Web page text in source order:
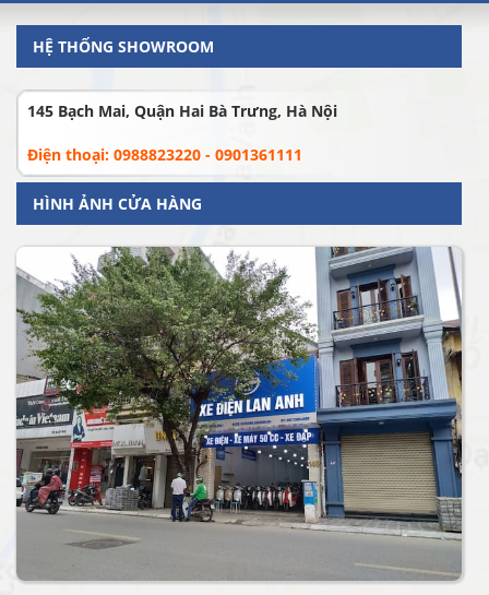
HỆ THỐNG SHOWROOM
145 Bạch Mai, Quận Hai Bà Trưng, Hà Nội
Điện thoại: 0988823220 - 0901361111
HÌNH ẢNH CỬA HÀNG